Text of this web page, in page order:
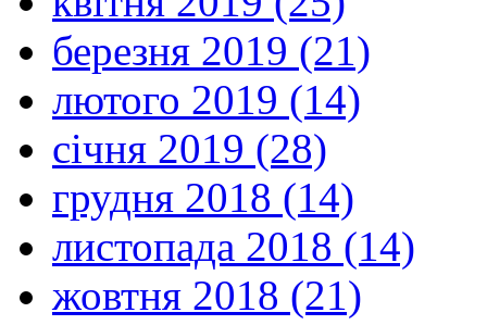
березня 2019 (21)
лютого 2019 (14)
січня 2019 (28)
грудня 2018 (14)
листопада 2018 (14)
жовтня 2018 (21)